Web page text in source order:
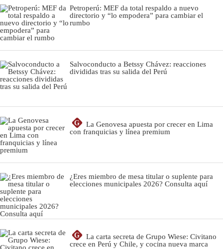
Petroperú: MEF da total respaldo a nuevo
directorio y “lo empodera” para cambiar el
rumbo
Salvoconducto a Betssy Chávez: reacciones
divididas tras su salida del Perú
G
La Genovesa apuesta por crecer en Lima
con franquicias y línea premium
¿Eres miembro de mesa titular o suplente para
elecciones municipales 2026? Consulta aquí
G
La carta secreta de Grupo Wiese: Civitano
crece en Perú y Chile, y cocina nueva marca